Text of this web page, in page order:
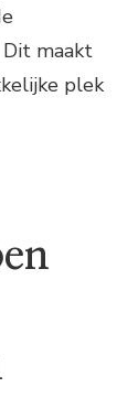
Dit maakt
plek